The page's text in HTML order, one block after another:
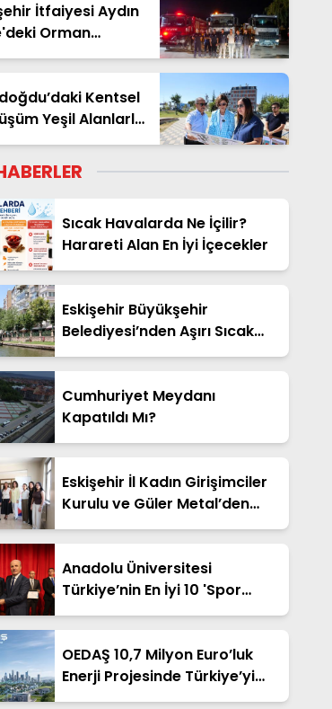
İtfaiyesi Aydın
Orman
Destek İçin
Kentsel
Yeşil Alanlarla
Sıcak Havalarda Ne İçilir?
Harareti Alan En İyi İçecekler
Eskişehir Büyükşehir
Belediyesi’nden Aşırı Sıcak
Uyarısı
Cumhuriyet Meydanı
Kapatıldı Mı?
Eskişehir İl Kadın Girişimciler
Kurulu ve Güler Metal’den
"Sanayide Kadın Eli"
Anadolu Üniversitesi
Türkiye’nin En İyi 10 'Spor
Dostu Kampüsü' Arasına Girdi
OEDAŞ 10,7 Milyon Euro’luk
Enerji Projesinde Türkiye’yi
Temsil Edecek